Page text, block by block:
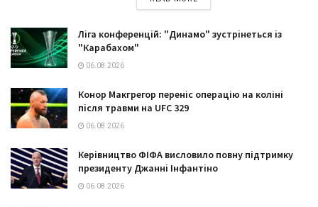
Ліга конференцій: "Динамо" зустрінеться із
"Карабахом"
06.08.2026
Конор Макгрегор переніс операцію на коліні
після травми на UFC 329
06.08.2026
Керівництво ФІФА висловило повну підтримку
президенту Джанні Інфантіно
06.08.2026